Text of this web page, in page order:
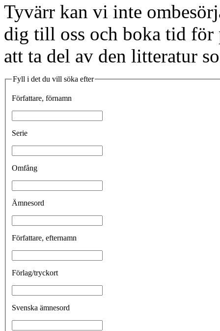
Tyvärr kan vi inte
dig till oss och boka tid för
att ta del av den litteratur
Fyll i det du vill söka efter
Författare, förnamn
Serie
Omfång
Ämnesord
Författare, efternamn
Förlag/tryckort
Svenska ämnesord